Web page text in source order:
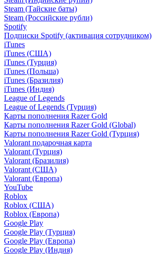
Steam (Тайские баты)
Steam (Российские рубли)
Spotify
Подписки Spotify (активация сотрудником)
iTunes
iTunes (США)
iTunes (Турция)
iTunes (Польша)
iTunes (Бразилия)
iTunes (Индия)
League of Legends
League of Legends (Турция)
Карты пополнения Razer Gold
Карты пополнения Razer Gold (Global)
Карты пополнения Razer Gold (Турция)
Valorant подарочная карта
Valorant (Турция)
Valorant (Бразилия)
Valorant (США)
Valorant (Европа)
YouTube
Roblox
Roblox (США)
Roblox (Европа)
Google Play
Google Play (Турция)
Google Play (Европа)
Google Play (Индия)